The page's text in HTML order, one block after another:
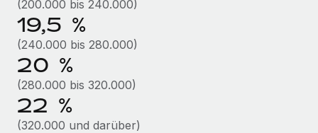
Mehr erfahren
(200.000 bis 240.000)
19,5 %
(240.000 bis 280.000)
20 %
(280.000 bis 320.000)
22 %
(320.000 und darüber)